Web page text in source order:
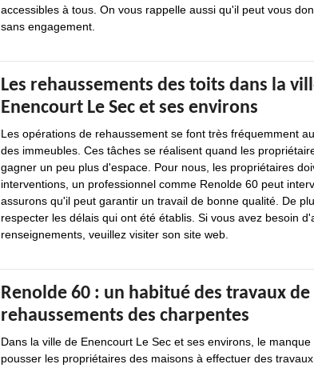
accessibles à tous. On vous rappelle aussi qu'il peut vous
sans engagement.
Les rehaussements des toits dans la
Enencourt Le Sec et ses environs
Les opérations de rehaussement se font très fréquemment
des immeubles. Ces tâches se réalisent quand les
gagner un peu plus d'espace. Pour nous, les propriétaires
interventions, un professionnel comme Renolde 60 peut
assurons qu'il peut garantir un travail de bonne qualité. De
respecter les délais qui ont été établis. Si vous avez besoin
renseignements, veuillez visiter son site web.
Renolde 60 : un habitué des travaux de
rehaussements des charpentes
Dans la ville de Enencourt Le Sec et ses environs, le
pousser les propriétaires des maisons à effectuer des